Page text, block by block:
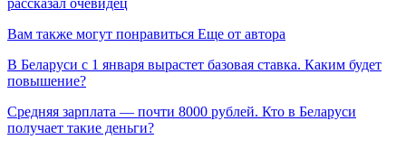
Вам также могут понравиться Еще от автора
В Беларуси с 1 января вырастет базовая ставка. Каким будет
повышение?
Средняя зарплата — почти 8000 рублей. Кто в Беларуси
получает такие деньги?